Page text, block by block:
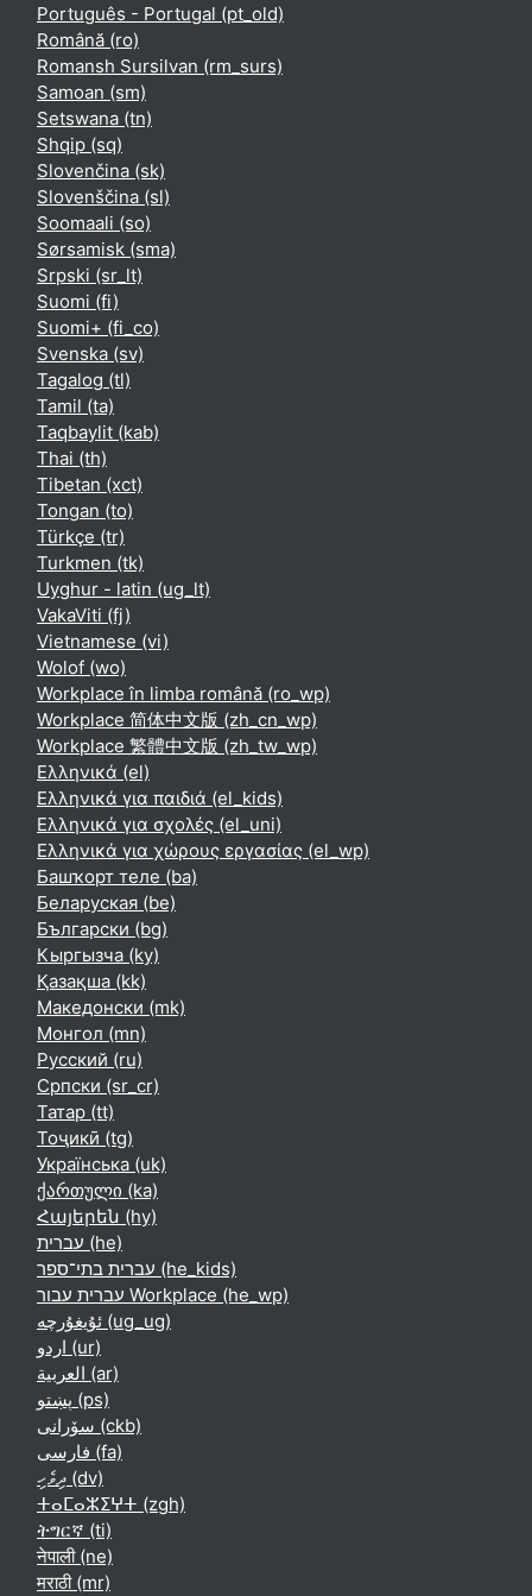
Português - Portugal ‎(pt_old)‎
Română ‎(ro)‎
Romansh Sursilvan ‎(rm_surs)‎
Samoan ‎(sm)‎
Setswana ‎(tn)‎
Shqip ‎(sq)‎
Slovenčina ‎(sk)‎
Slovenščina ‎(sl)‎
Soomaali ‎(so)‎
Sørsamisk ‎(sma)‎
Srpski ‎(sr_lt)‎
Suomi ‎(fi)‎
Suomi+ ‎(fi_co)‎
Svenska ‎(sv)‎
Tagalog ‎(tl)‎
Tamil ‎(ta)‎
Taqbaylit ‎(kab)‎
Thai ‎(th)‎
Tibetan ‎(xct)‎
Tongan ‎(to)‎
Türkçe ‎(tr)‎
Turkmen ‎(tk)‎
Uyghur - latin ‎(ug_lt)‎
VakaViti ‎(fj)‎
Vietnamese ‎(vi)‎
Wolof ‎(wo)‎
Workplace în limba română ‎(ro_wp)‎
Workplace 简体中文版 ‎(zh_cn_wp)‎
Workplace 繁體中文版 ‎(zh_tw_wp)‎
Ελληνικά ‎(el)‎
Ελληνικά για παιδιά ‎(el_kids)‎
Ελληνικά για σχολές ‎(el_uni)‎
Ελληνικά για χώρους εργασίας ‎(el_wp)‎
Башҡорт теле ‎(ba)‎
Беларуская ‎(be)‎
Български ‎(bg)‎
Кыргызча ‎(ky)‎
Қазақша ‎(kk)‎
Македонски ‎(mk)‎
Монгол ‎(mn)‎
Русский ‎(ru)‎
Српски ‎(sr_cr)‎
Татар ‎(tt)‎
Тоҷикӣ ‎(tg)‎
Українська ‎(uk)‎
ქართული ‎(ka)‎
Հայերեն ‎(hy)‎
עברית ‎(he)‎
עברית בתי־ספר ‎(he_kids)‎
עברית עבור Workplace ‎(he_wp)‎
ئۇيغۇرچە ‎(ug_ug)‎
اردو ‎(ur)‎
العربية ‎(ar)‎
پښتو ‎(ps)‎
سۆرانی ‎(ckb)‎
فارسی ‎(fa)‎
ދިވެހި ‎(dv)‎
ⵜⴰⵎⴰⵣⵉⵖⵜ ‎(zgh)‎
ትግርኛ ‎(ti)‎
नेपाली ‎(ne)‎
मराठी ‎(mr)‎